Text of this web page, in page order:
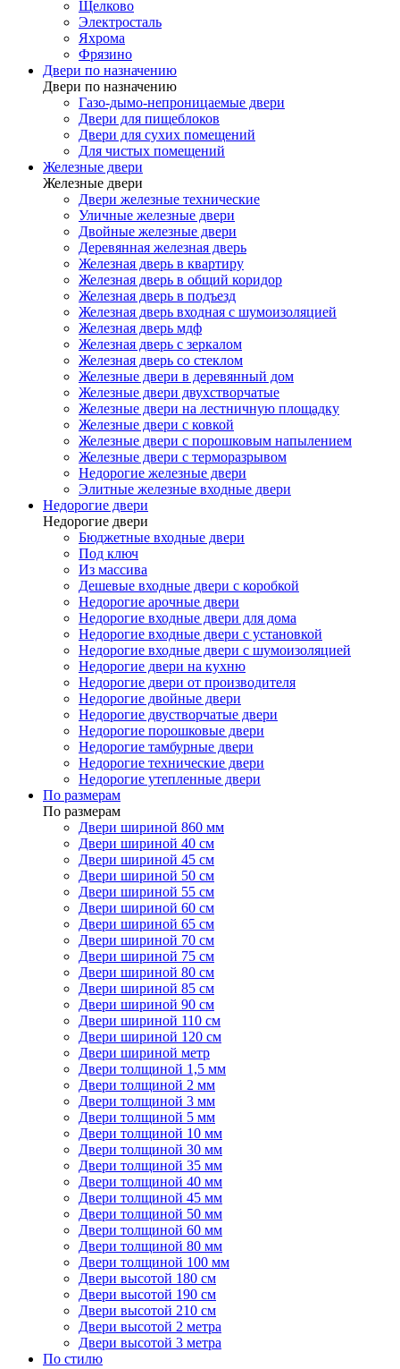
Щелково
Электросталь
Яхрома
Фрязино
Двери по назначению
Двери по назначению
Газо-дымо-непроницаемые двери
Двери для пищеблоков
Двери для сухих помещений
Для чистых помещений
Железные двери
Железные двери
Двери железные технические
Уличные железные двери
Двойные железные двери
Деревянная железная дверь
Железная дверь в квартиру
Железная дверь в общий коридор
Железная дверь в подъезд
Железная дверь входная с шумоизоляцией
Железная дверь мдф
Железная дверь с зеркалом
Железная дверь со стеклом
Железные двери в деревянный дом
Железные двери двухстворчатые
Железные двери на лестничную площадку
Железные двери с ковкой
Железные двери с порошковым напылением
Железные двери с терморазрывом
Недорогие железные двери
Элитные железные входные двери
Недорогие двери
Недорогие двери
Бюджетные входные двери
Под ключ
Из массива
Дешевые входные двери с коробкой
Недорогие арочные двери
Недорогие входные двери для дома
Недорогие входные двери с установкой
Недорогие входные двери с шумоизоляцией
Недорогие двери на кухню
Недорогие двери от производителя
Недорогие двойные двери
Недорогие двустворчатые двери
Недорогие порошковые двери
Недорогие тамбурные двери
Недорогие технические двери
Недорогие утепленные двери
По размерам
По размерам
Двери шириной 860 мм
Двери шириной 40 см
Двери шириной 45 см
Двери шириной 50 см
Двери шириной 55 см
Двери шириной 60 см
Двери шириной 65 см
Двери шириной 70 см
Двери шириной 75 см
Двери шириной 80 см
Двери шириной 85 см
Двери шириной 90 см
Двери шириной 110 см
Двери шириной 120 см
Двери шириной метр
Двери толщиной 1,5 мм
Двери толщиной 2 мм
Двери толщиной 3 мм
Двери толщиной 5 мм
Двери толщиной 10 мм
Двери толщиной 30 мм
Двери толщиной 35 мм
Двери толщиной 40 мм
Двери толщиной 45 мм
Двери толщиной 50 мм
Двери толщиной 60 мм
Двери толщиной 80 мм
Двери толщиной 100 мм
Двери высотой 180 см
Двери высотой 190 см
Двери высотой 210 см
Двери высотой 2 метра
Двери высотой 3 метра
По стилю